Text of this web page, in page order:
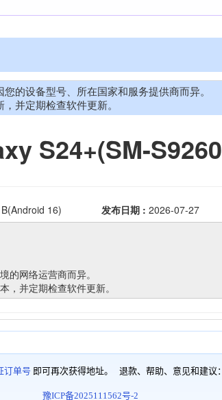
订单号 即可再次获得地址。 退款、帮助、意见和建议：
豫ICP备2025111562号-2